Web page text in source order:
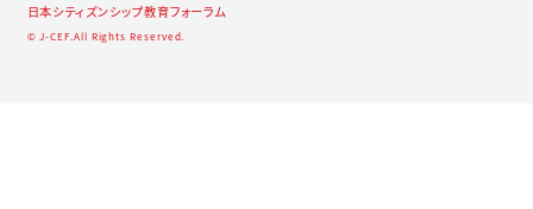
日本シティズンシップ教育フォーラム
© J-CEF.All Rights Reserved.